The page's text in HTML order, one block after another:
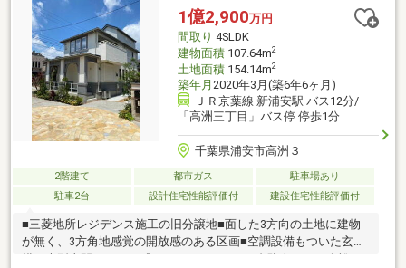
電動ブラインドシャッター・1階各居室に電動シャッター・全窓に
断熱性の高いペアガラス搭載・1階と2階に納戸、収納や作業スペ
ースとしての利用も可能
1億2,900万円
間取り 4SLDK
建物面積107.64m2
土地面積154.14m2
築年月 2020年3月(築6年6ヶ月)
ＪＲ京葉線 新浦安駅 バス12分/
「高洲三丁目」バス停 停歩1分
千葉県浦安市高洲３
2階建て 都市ガス
駐車場あり
駐車2台
設計住宅性能評価付 建設住宅性能評価付
■三菱地所レジデンス施工の旧分譲地■面した3方向の土地に建物
が無く、3方角地感覚の開放感のある区画■空調設備もついた玄関